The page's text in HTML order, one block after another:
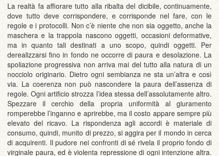
La realtà fa affiorare tutto alla ribalta del dicibile, continuamente,
dove tutto deve corrispondere, e corrisponde nel fare, con le
regole e i protocolli. Non c’è niente che non sia oggetto, anche la
maschera e la trappola nascono oggetti, occasioni deformative,
ma in quanto tali destinati a uno scopo, quindi oggetti. Per
derealizzarsi fino in fondo ne occorre di paura e desolazione. La
spoliazione progressiva non arriva mai del tutto alla natura di un
nocciolo originario. Dietro ogni sembianza ne sta un’altra e così
via. La coerenza non può nascondere la paura dell’assenza di
regole. Ogni artificio strozza l’idea stessa dell’assolutamente altro.
Spezzare il cerchio della propria uniformità al giuramento
romperebbe l’inganno e aprirebbe, ma il costo appare sempre più
elevato del ricavo. La rispondenza agli accordi è materiale di
consumo, quindi, munito di prezzo, si aggira per il mondo in cerca
di acquirenti. Il pudore nei confronti di sé rivela il proprio fondo di
virginale paura, ed è violenta repressione di ogni intenzione altra.